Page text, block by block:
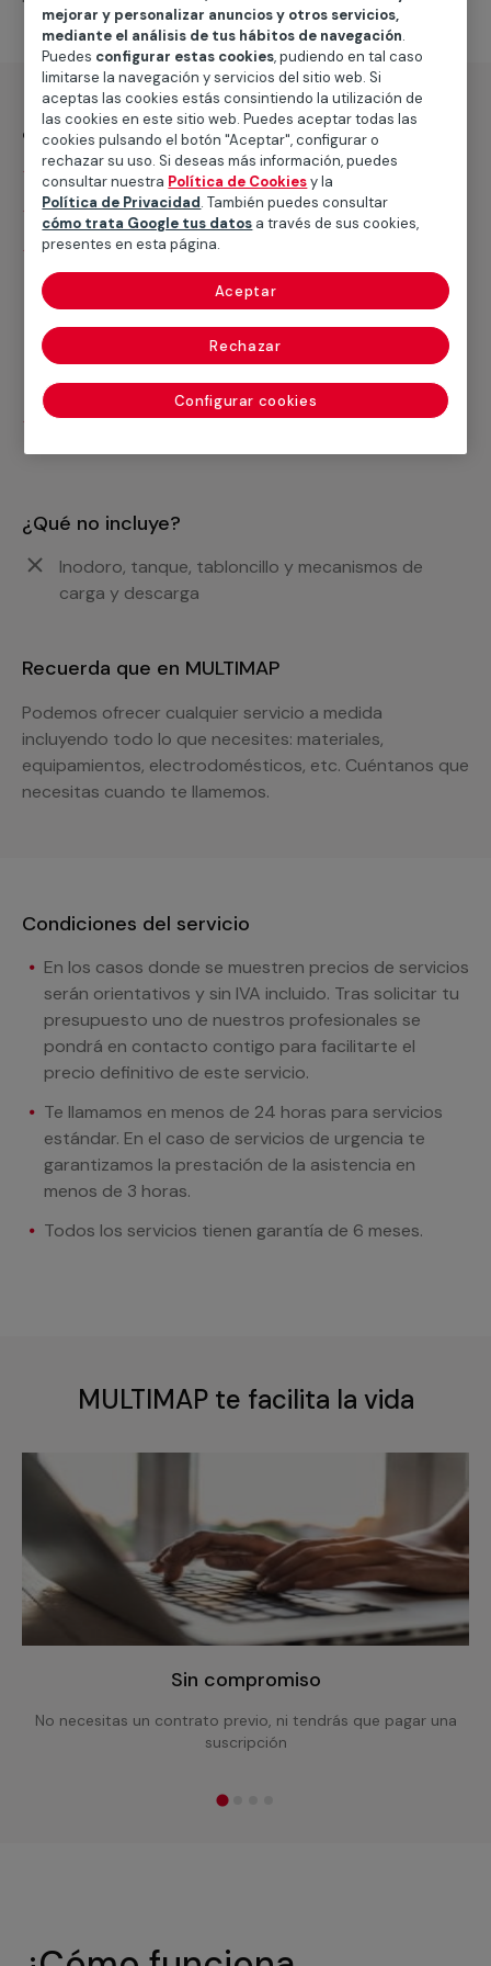
¿Qué incluye?
Desplazamiento
Presupuesto gratis y sin compromiso
Instalación de inodoro completo, taza y tanque,
incluso sustitución de tornillos de anclaje,
mecanismos de carga y descarga, adaptación con
manguito de conexión recto, excéntrico, flexible
extensible, manguito evacuación dual o codo
evacuación vertical
Todos los materiales necesarios excepto el
¿Qué no incluye?
Inodoro, tanque, tabloncillo y mecanismos de
carga y descarga
Recuerda que en MULTIMAP
Podemos ofrecer cualquier servicio a medida
incluyendo todo lo que necesites: materiales,
equipamientos, electrodomésticos, etc. Cuéntanos que
necesitas cuando te llamemos.
Condiciones del servicio
En los casos donde se muestren precios de servicios
serán orientativos y sin IVA incluido. Tras solicitar tu
presupuesto uno de nuestros profesionales se
pondrá en contacto contigo para facilitarte el
precio definitivo de este servicio.
Te llamamos en menos de 24 horas para servicios
estándar. En el caso de servicios de urgencia te
garantizamos la prestación de la asistencia en
menos de 3 horas.
Todos los servicios tienen garantía de 6 meses.
MULTIMAP te facilita la vida
Sin compromiso
No necesitas un contrato previo, ni tendrás que pagar una
suscripción
mejorar y personalizar anuncios y otros servicios,
mediante el análisis de tus hábitos de navegación.
Puedes configurar estas cookies, pudiendo en tal caso
limitarse la navegación y servicios del sitio web. Si
aceptas las cookies estás consintiendo la utilización de
las cookies en este sitio web. Puedes aceptar todas las
cookies pulsando el botón "Aceptar", configurar o
rechazar su uso. Si deseas más información, puedes
consultar nuestra Política de Cookiesy la
Política de Privacidad. También puedes consultar
cómo trata Google tus datos a través de sus cookies,
presentes en esta página.
Configurar cookies
Rechazar
Aceptar